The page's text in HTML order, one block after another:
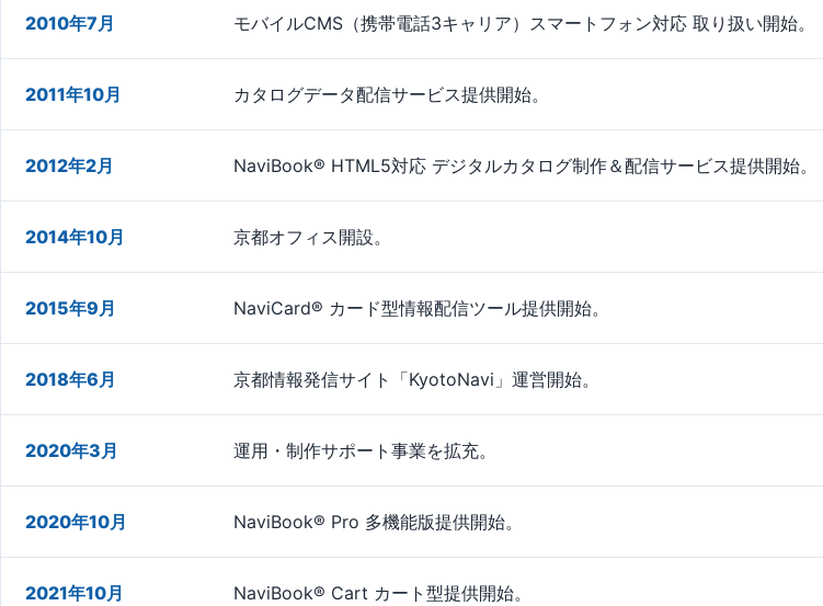
2010年7月 モバイルCMS（携帯電話3キャリア）スマートフォン対応 取り扱い開始。
2011年10月 カタログデータ配信サービス提供開始。
2012年2月 NaviBook® HTML5対応 デジタルカタログ制作＆配信サービス提供開始。
2014年10月 京都オフィス開設。
2015年9月 NaviCard® カード型情報配信ツール提供開始。
2018年6月 京都情報発信サイト「KyotoNavi」運営開始。
2020年3月 運用・制作サポート事業を拡充。
2020年10月 NaviBook® Pro 多機能版提供開始。
2021年10月 NaviBook® Cart カート型提供開始。